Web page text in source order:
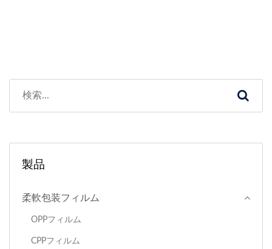
製品
柔軟包装フィルム
OPPフィルム
CPPフィルム